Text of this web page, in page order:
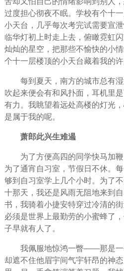
过度担心彻夜不眠。学校有个十
小天台，几乎每次考完试需要宣
临华灯初上时走上去，俯瞰霓虹
灿灿的星空，把那些不愉快的小
个十一层楼顶的小天台藏着我的
每到 夏天 ，南方的城市总有
吹起来便会有和风扑面，耳机里
有力。我眺望着远处高楼的灯光
是属于我的呢。
萧郎此兴生难遏
为了方便高四的同学快马加
为了通宵自习室，节假日不休。
够到自习室学上几个小时。为了
十那天，我还是风雨无阻地来到
书，我骑着小捷安特穿过冷清的
必须是世界上最勤劳的小蜜蜂了
子早就有人了。
我佩服地惊鸿一瞥——那是一
却遮不住他眉宇间气宇轩昂的神